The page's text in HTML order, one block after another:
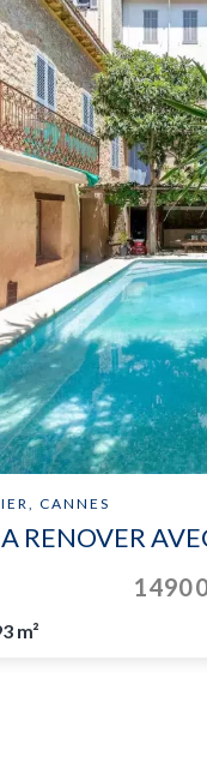
CANNES
RENOVER
1 490
m²